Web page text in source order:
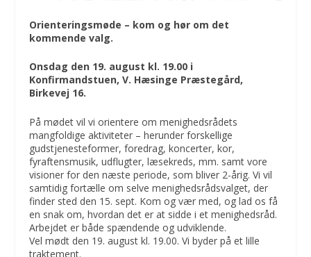
Orienteringsmøde – kom og hør om det
kommende valg.
Onsdag den 19. august kl. 19.00 i
Konfirmandstuen, V. Hæsinge Præstegård,
Birkevej 16.
På mødet vil vi orientere om menighedsrådets
mangfoldige aktiviteter – herunder forskellige
gudstjenesteformer, foredrag, koncerter, kor,
fyraftensmusik, udflugter, læsekreds, mm. samt vore
visioner for den næste periode, som bliver 2-årig. Vi vil
samtidig fortælle om selve menighedsrådsvalget, der
finder sted den 15. sept. Kom og vær med, og lad os få
en snak om, hvordan det er at sidde i et menighedsråd.
Arbejdet er både spændende og udviklende.
Vel mødt den 19. august kl. 19.00. Vi byder på et lille
traktement.